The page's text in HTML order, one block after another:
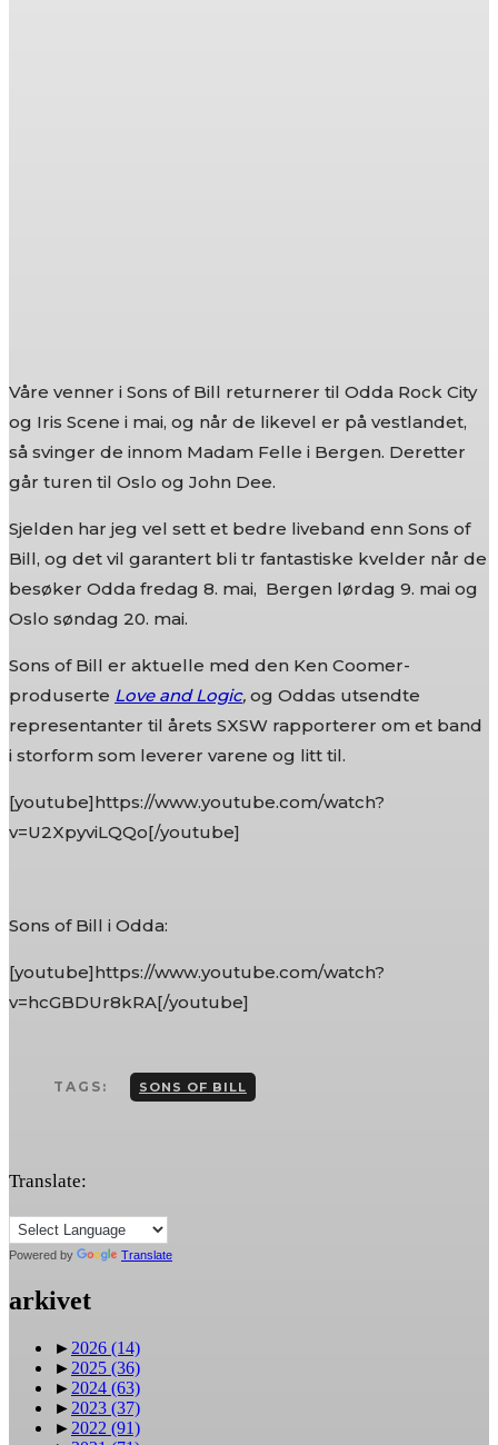
Våre venner i Sons of Bill returnerer til Odda Rock City
og Iris Scene i mai, og når de likevel er på vestlandet,
så svinger de innom Madam Felle i Bergen. Deretter
går turen til Oslo og John Dee.
Sjelden har jeg vel sett et bedre liveband enn Sons of
Bill, og det vil garantert bli tr fantastiske kvelder når de
besøker Odda fredag 8. mai, Bergen lørdag 9. mai og
Oslo søndag 20. mai.
Sons of Bill er aktuelle med den Ken Coomer-
produserte Love and Logic, og Oddas utsendte
representanter til årets SXSW rapporterer om et band
i storform som leverer varene og litt til.
[youtube]https://www.youtube.com/watch?
v=U2XpyviLQQo[/youtube]
Sons of Bill i Odda:
[youtube]https://www.youtube.com/watch?
v=hcGBDUr8kRA[/youtube]
TAGS: SONS OF BILL
Translate:
Powered by Translate
arkivet
► 2026 (14)
► 2025 (36)
► 2024 (63)
► 2023 (37)
► 2022 (91)